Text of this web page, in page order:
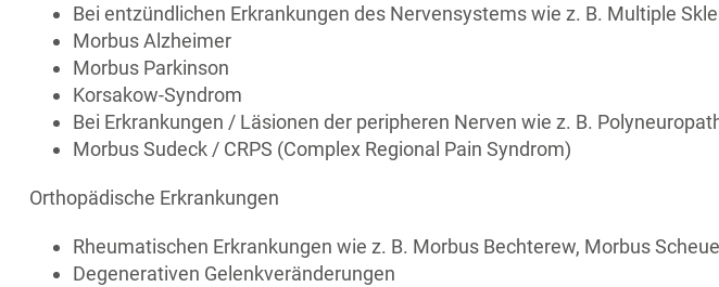
Bei entzündlichen Erkrankungen des Nervensystems wie z. B. Multiple
Morbus Alzheimer
Morbus Parkinson
Korsakow-Syndrom
Bei Erkrankungen / Läsionen der peripheren Nerven wie z. B.
Morbus Sudeck / CRPS (Complex Regional Pain Syndrom)
Orthopädische Erkrankungen
Rheumatischen Erkrankungen wie z. B. Morbus Bechterew, Morbus
Degenerativen Gelenkveränderungen